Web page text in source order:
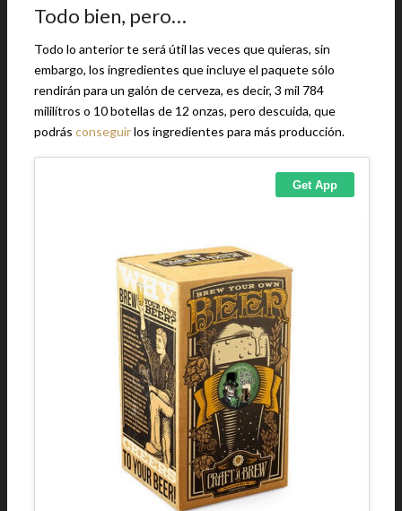
Todo bien, pero…
Todo lo anterior te será útil las veces que quieras, sin
embargo, los ingredientes que incluye el paquete sólo
rendirán para un galón de cerveza, es decir, 3 mil 784
mililítros o 10 botellas de 12 onzas, pero descuida, que
podrás conseguirlos ingredientes para más producción.